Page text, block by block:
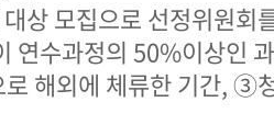
상 모집으로 선정위원회
연수과정의 50%이상인
해외에 체류한 기간, ③